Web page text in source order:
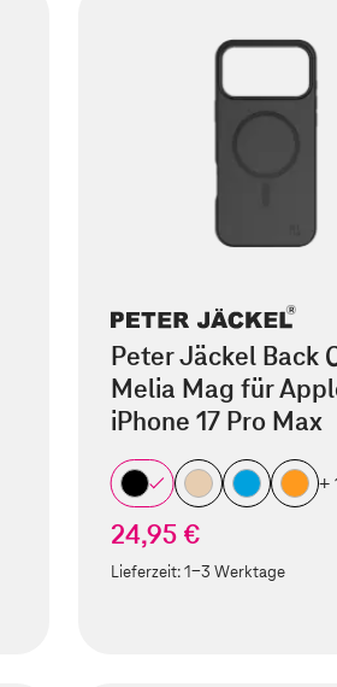
Peter Jäckel Back
Melia Mag für
iPhone 17 Pro Max
+
24,95 €
Lieferzeit:1-3 Werktage